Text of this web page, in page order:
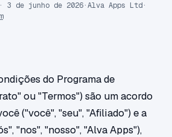
3 de junho de 2026·Alva Apps Ltd·
do Programa de
ou "Termos") são um acordo
("você", "seu", "Afiliado") e a
"nos", "nosso", "Alva Apps"),